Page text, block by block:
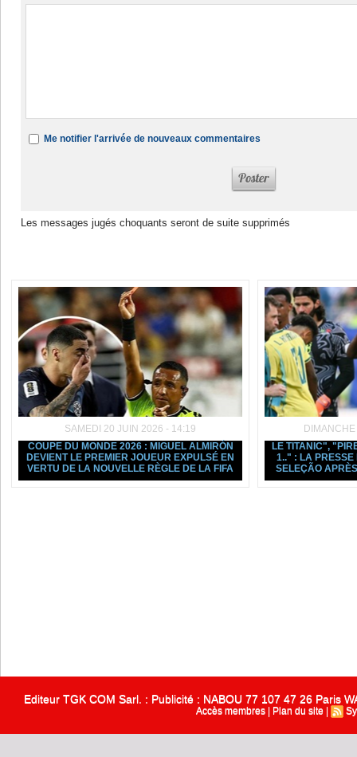
Me notifier l'arrivée de nouveaux commentaires
Les messages jugés choquants seront de suite supprimés
SAMEDI 20 JUIN 2026 - 14:19
COUPE DU MONDE 2026 : MIGUEL ALMIRÓN
DEVIENT LE PREMIER JOUEUR EXPULSÉ EN
VERTU DE LA NOUVELLE RÈGLE DE LA FIFA
LE TITANIC",
1.." : LA PRESSE
SELEÇÃO
Editeur TGK COM Sarl. : Publicité : NABOU 77 107 47 26 Paris
Accès membres Plan du site